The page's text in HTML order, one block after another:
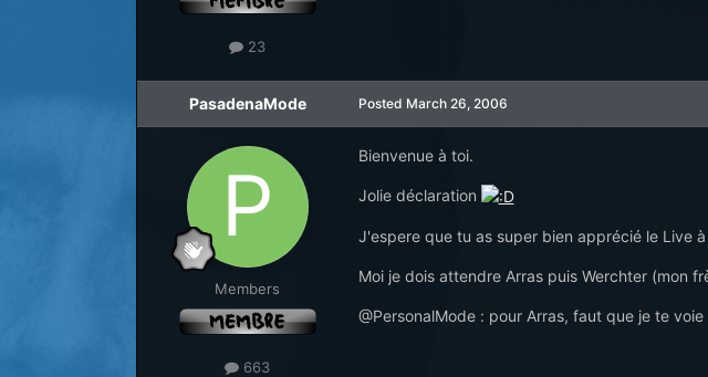
23
PasadenaMode
Members
663
Posted March 26, 2006
Bienvenue à toi.
Jolie déclaration
J'espere que tu as super bien apprécié le Live
Moi je dois attendre Arras puis Werchter (mon
@PersonalMode : pour Arras, faut que je te